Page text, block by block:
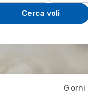
Cerca voli
Giorni